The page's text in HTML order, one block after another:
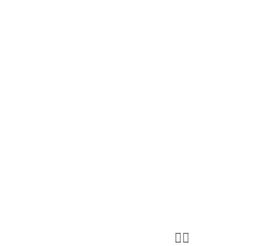
🦸‍♀️